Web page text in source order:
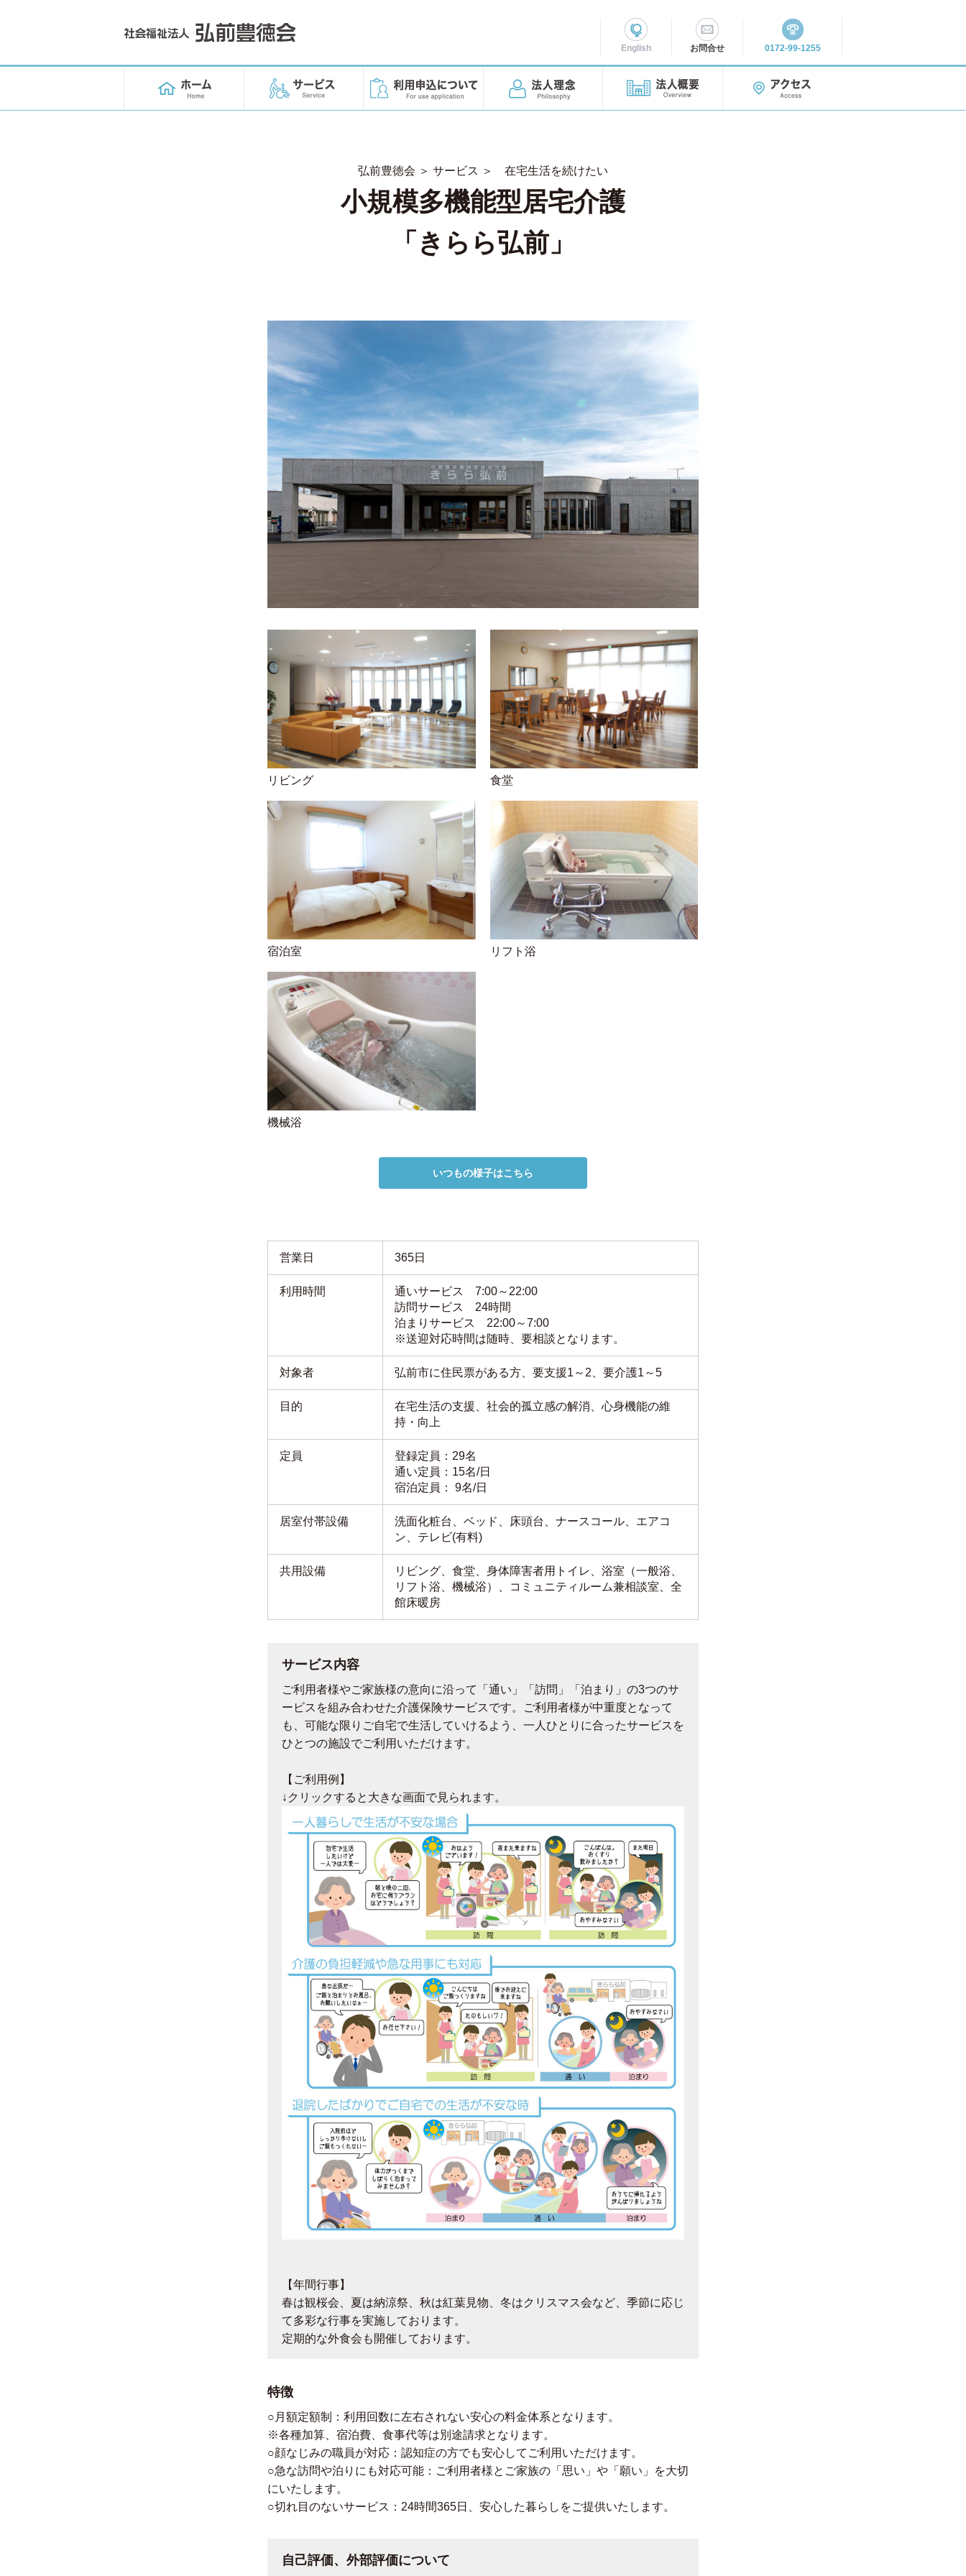
English お問合せ 0172-99-1255
弘前豊徳会 ＞ サービス ＞ 在宅生活を続けたい
小規模多機能型居宅介護
「きらら弘前」
リビング 食堂
宿泊室 リフト浴
機械浴
いつもの様子はこちら
営業日 365日
利用時間
通いサービス 7:00～22:00
訪問サービス 24時間
泊まりサービス 22:00～7:00
※送迎対応時間は随時、要相談となります。
対象者 弘前市に住民票がある方、要支援1～2、要介護1～5
目的
在宅生活の支援、社会的孤立感の解消、心身機能の維
持・向上
定員
登録定員：29名
通い定員：15名/日
宿泊定員： 9名/日
居室付帯設備
洗面化粧台、ベッド、床頭台、ナースコール、エアコ
ン、テレビ(有料)
共用設備
リビング、食堂、身体障害者用トイレ、浴室（一般浴、
リフト浴、機械浴）、コミュニティルーム兼相談室、全
館床暖房
サービス内容
ご利用者様やご家族様の意向に沿って「通い」「訪問」「泊まり」の3つのサ
ービスを組み合わせた介護保険サービスです。ご利用者様が中重度となって
も、可能な限りご自宅で生活していけるよう、一人ひとりに合ったサービスを
ひとつの施設でご利用いただけます。
【ご利用例】
↓クリックすると大きな画面で見られます。
【年間行事】
春は観桜会、夏は納涼祭、秋は紅葉見物、冬はクリスマス会など、季節に応じ
て多彩な行事を実施しております。
定期的な外食会も開催しております。
特徴
○月額定額制：利用回数に左右されない安心の料金体系となります。
※各種加算、宿泊費、食事代等は別途請求となります。
○顔なじみの職員が対応：認知症の方でも安心してご利用いただけます。
○急な訪問や泊りにも対応可能：ご利用者様とご家族の「思い」や「願い」を大切
にいたします。
○切れ目のないサービス：24時間365日、安心した暮らしをご提供いたします。
自己評価、外部評価について